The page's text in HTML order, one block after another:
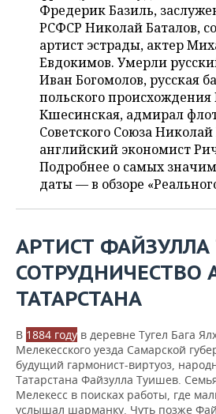
КИБЕРСПОРТ
ФИГУРНОЕ КАТАНИЕ
ВОДНЫЕ ВИДЫ СПОРТА
ХОККЕЙ С МЯЧОМ
КУЛЬТУРА
МЕДИЦИНА
ОБРАЗОВАНИЕ
ПРОИСШЕСТВИЯ
СПИСОК КОМПАНИЙ
Фредерик Базиль,
РСФСР Николай Баталов,
артист эстрады, актер
Евдокимов. Умерли
Иван Богомолов, русская
польского
Кшесинская, адмирал
Советского Союза
английский экономист
Подробнее о самых
даты — в обзоре
АРТИСТ
СОТРУДНИЧЕСТВО
ТАТАРСТАНА
В 1884 году в деревне Тугел Бага
Мелекесского уезда Самарской
будущий гармонист-виртуоз,
Татарстана Файзулла Туишев.
Мелекесс в поисках работы, где
услышал шарманку. Чуть позже